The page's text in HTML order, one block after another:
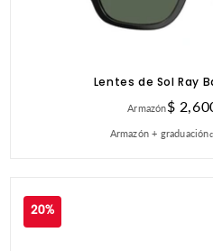
Lentes de Sol Ray
ArmazónPrecio
de
$
Armazón + graduación
20%